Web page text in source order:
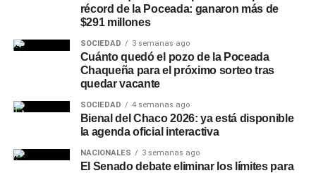
escurrimiento del agua hacia la toma, mejorando las
condiciones de captación frente a la bajante del río, y
remarcó que las tareas se adecuan de forma permanente
a la evolución de las condiciones hidrológicas.
Un plan preventivo en
distintos puntos de la
provincia
récord de la Poceada: ganaron más de
$291 millones
SOCIEDAD 3 semanas ago
Cuánto quedó el pozo de la Poceada
Chaqueña para el próximo sorteo tras
quedar vacante
SOCIEDAD 4 semanas ago
Bienal del Chaco 2026: ya está disponible
la agenda oficial interactiva
NACIONALES 3 semanas ago
El Senado debate eliminar los límites para